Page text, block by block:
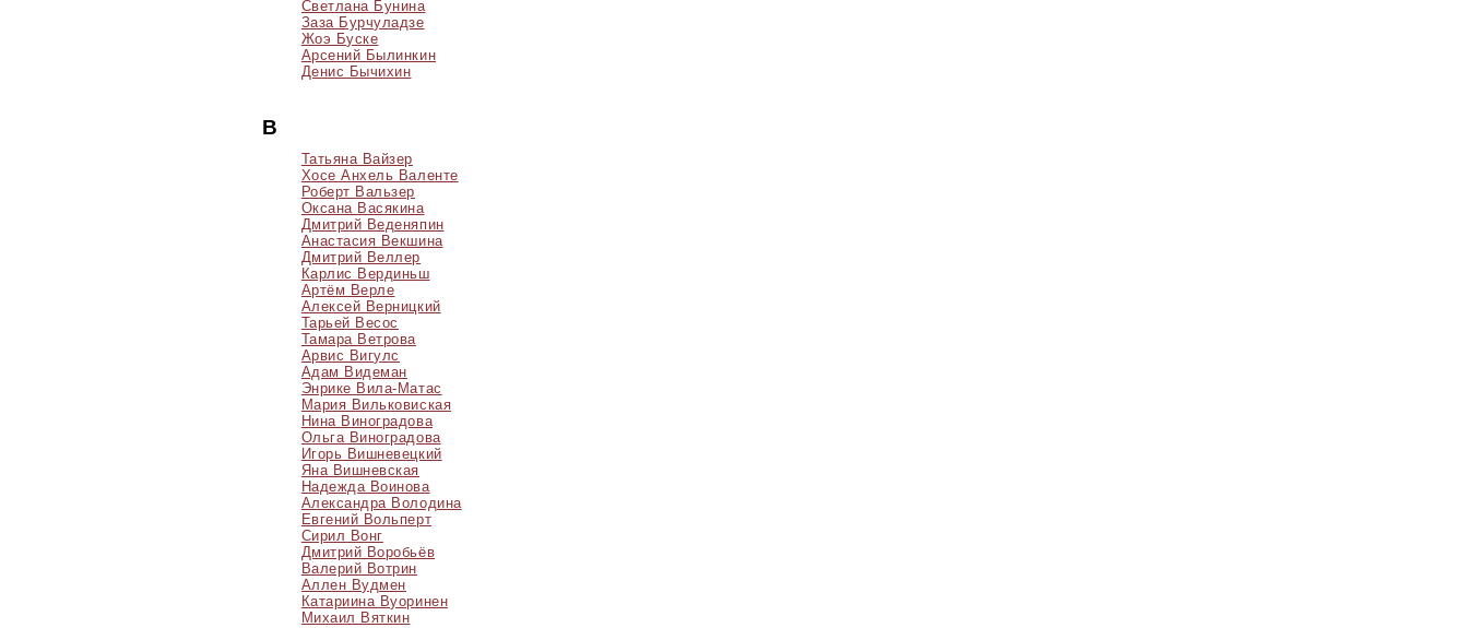
Светлана Бунина
Заза Бурчуладзе
Жоэ Буске
Арсений Былинкин
Денис Бычихин
В
Татьяна Вайзер
Хосе Анхель Валенте
Роберт Вальзер
Оксана Васякина
Дмитрий Веденяпин
Анастасия Векшина
Дмитрий Веллер
Карлис Вердиньш
Артём Верле
Алексей Верницкий
Тарьей Весос
Тамара Ветрова
Арвис Вигулс
Адам Видеман
Энрике Вила-Матас
Мария Вильковиская
Нина Виноградова
Ольга Виноградова
Игорь Вишневецкий
Яна Вишневская
Надежда Воинова
Александра Володина
Евгений Вольперт
Сирил Вонг
Дмитрий Воробьёв
Валерий Вотрин
Аллен Вудмен
Катариина Вуоринен
Михаил Вяткин